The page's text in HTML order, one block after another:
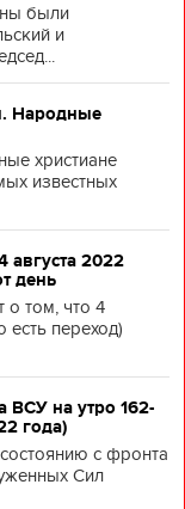
были
и
Народные
христиане
известных
августа 2022
день
о том, что 4
есть переход)
ВСУ на утро 162-
года)
с фронта
Сил